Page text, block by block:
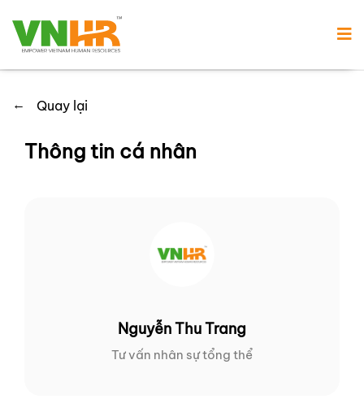
← Quay lại
Thông tin cá nhân
Nguyễn Thu Trang
Tư vấn nhân sự tổng thể